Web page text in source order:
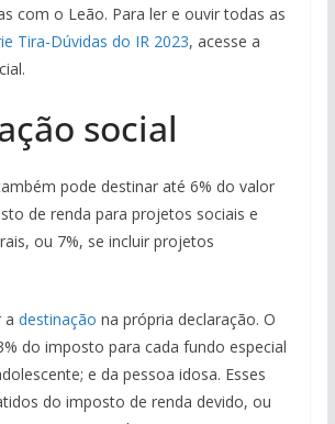
com o Leão. Para ler e ouvir todas as
Tira-Dúvidas do IR 2023, acesse a
social
pode destinar até 6% do valor
de renda para projetos sociais e
ou 7%, se incluir projetos
a destinação na própria declaração. O
do imposto para cada fundo especial
e da pessoa idosa. Esses
do imposto de renda devido, ou